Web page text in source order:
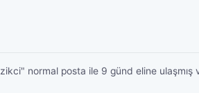
normal posta ile 9 günd eline